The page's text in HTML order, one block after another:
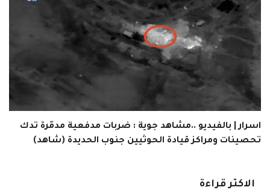
اسرار | بالفيديو ..مشاهد جوية : ضربات مدفعية مدمّرة تدك
تحصينات ومراكز قيادة الحوثيين جنوب الحديدة (شاهد)
الاكثر قراءة